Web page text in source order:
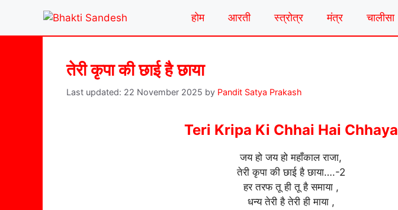
content
होम आरती स्त्रोत्र मंत्र चालीसा
तेरी कृपा की छाई है छाया
22 November 2025 by Pandit Satya Prakash
Teri Kripa Ki Chhai Hai Chhaya
जय हो जय हो महाँकाल राजा,
तेरी कृपा की छाई है छाया….-2
हर तरफ तू ही तू है समाया ,
धन्य तेरी है तेरी ही माया ,